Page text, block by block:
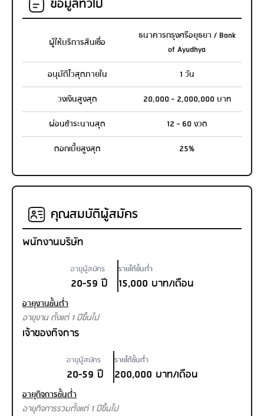
ผู้ให้บริการสินเชื่อ
ธนาคารกรุงศรีอยุธยา / Bank
of Ayudhya
อนุมัติไวสุดภายใน
1 วัน
วงเงินสูงสุด
20,000 - 2,000,000 บาท
ผ่อนชำระนานสุด
12 - 60 งวด
ดอกเบี้ยสูงสุด
25%
คุณสมบัติผู้สมัคร
พนักงานบริษัท
อายุผู้สมัคร
20-59 ปี
รายได้ขั้นต่ำ
15,000 บาท/เดือน
อายุงานขั้นต่ำ
อายุงาน ตั้งแต่ 1 ปีขึ้นไป
เจ้าของกิจการ
อายุผู้สมัคร
20-59 ปี
รายได้ขั้นต่ำ
200,000 บาท/เดือน
อายุกิจการขั้นต่ำ
อายุกิจการรวมตั้งแต่ 1 ปีขึ้นไป